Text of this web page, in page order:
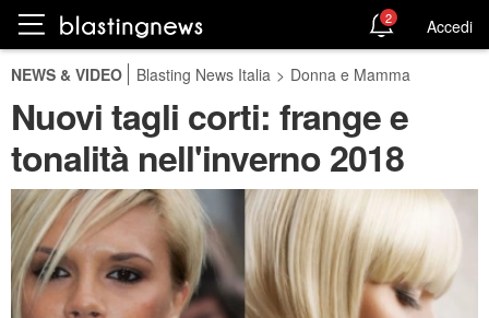
2 Accedi
NEWS & VIDEO Blasting News Italia > Donna e Mamma
Nuovi tagli corti: frange e
tonalità nell'inverno 2018